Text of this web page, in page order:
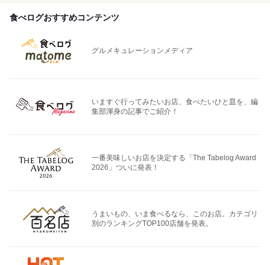
食べログおすすめコンテンツ
グルメキュレーションメディア
いますぐ行ってみたいお店、食べたいひと皿を、編
集部渾身の記事でご紹介！
一番美味しいお店を決定する「The Tabelog Award
2026」ついに発表！
うまいもの、いま食べるなら、このお店。カテゴリ
別のランキングTOP100店舗を発表。